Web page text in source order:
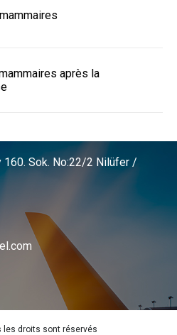
après la
160. Sok. No:22/2 Nilüfer /
les droits sont réservés